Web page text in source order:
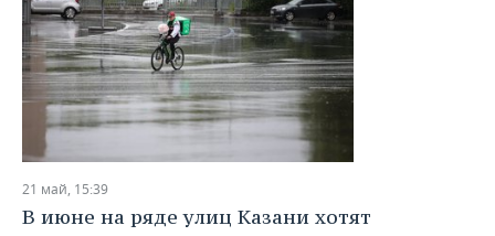
21 май, 15:39
В июне на ряде улиц Казани хотят